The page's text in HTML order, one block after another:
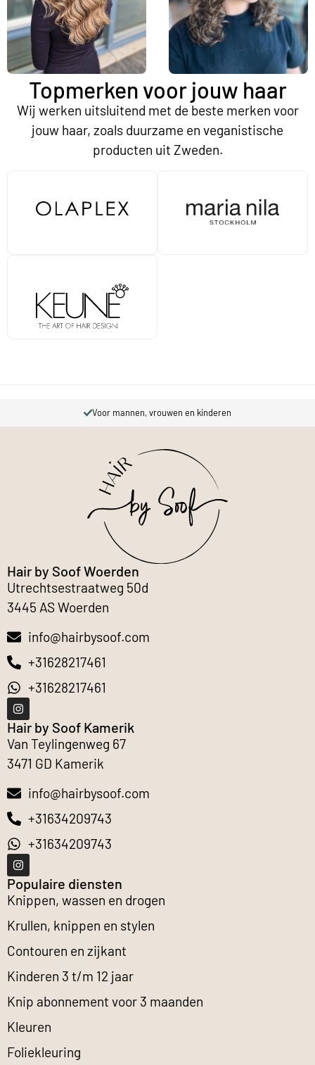
Topmerken voor jouw haar
Wij werken uitsluitend met de beste merken voor
jouw haar, zoals duurzame en veganistische
producten uit Zweden.
Voor mannen, vrouwen en kinderen
Hair by Soof Woerden
Utrechtsestraatweg 50d
3445 AS Woerden
info@hairbysoof.com
+31628217461
+31628217461
Hair by Soof Kamerik
Van Teylingenweg 67
3471 GD Kamerik
info@hairbysoof.com
+31634209743
+31634209743
Populaire diensten
Knippen, wassen en drogen
Krullen, knippen en stylen
Contouren en zijkant
Kinderen 3 t/m 12 jaar
Knip abonnement voor 3 maanden
Kleuren
Foliekleuring